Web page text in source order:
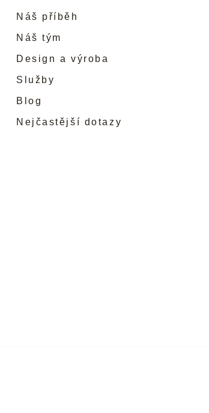
Náš příběh
Náš tým
Design a výroba
Služby
Blog
Nejčastější dotazy